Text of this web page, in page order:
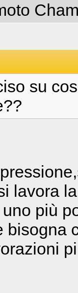
su
lavora
più
bisogna